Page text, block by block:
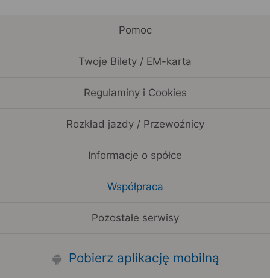
Pomoc
Twoje Bilety / EM-karta
Regulaminy i Cookies
Rozkład jazdy / Przewoźnicy
Informacje o spółce
Współpraca
Pozostałe serwisy
Pobierz aplikację mobilną